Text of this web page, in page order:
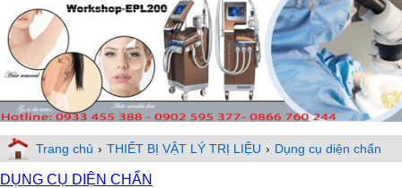
Trang chủ › THIẾT BỊ VẬT LÝ TRỊ LIỆU › Dụng cụ diện chẩn
DỤNG CỤ DIỆN CHẨN